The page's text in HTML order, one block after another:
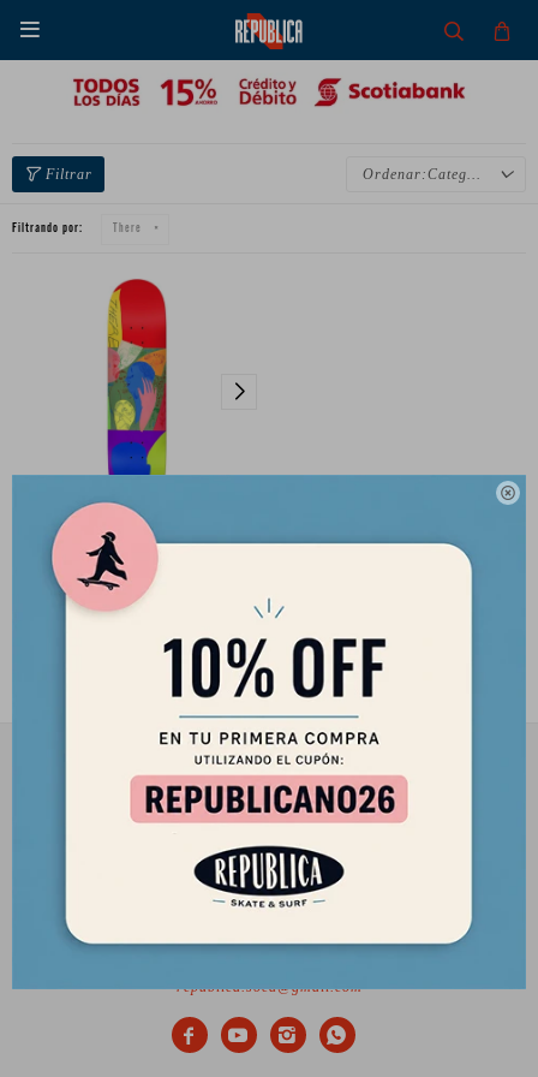


Categoría
Filtrando por: There
Deck There Tear 8.5" (Sólo
Tabla · Lija Incluida)
$ 4.290
3.647
2901 8448 / 098 480 004
Desde el 2010 trayendo lo mejor del skate a Uruguay
republica.soca@gmail.com
   